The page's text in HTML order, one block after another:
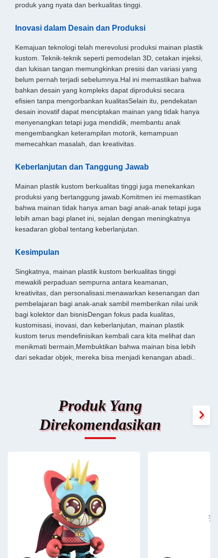
produk yang nyata dan berkualitas tinggi.
Inovasi dalam Desain dan Produksi
Kemajuan teknologi telah merevolusi produksi mainan plastik
kustom. Teknik-teknik seperti pemodelan 3D, cetakan injeksi,
dan lukisan tangan memungkinkan presisi dan variasi yang
belum pernah terjadi sebelumnya.Hal ini memastikan bahwa
bahkan desain yang kompleks dapat diproduksi secara
efisien tanpa mengorbankan kualitasSelain itu, pendekatan
desain inovatif dapat menciptakan mainan yang tidak hanya
menyenangkan tetapi juga mendidik, membantu anak
mengembangkan keterampilan motorik, kemampuan
memecahkan masalah, dan kreativitas.
Keberlanjutan dan Tanggung Jawab
Mainan plastik kustom berkualitas tinggi juga menekankan
produksi yang bertanggung jawab.Komitmen ini memastikan
bahwa mainan tidak hanya aman bagi anak-anak tetapi juga
lebih aman bagi planet ini, sejalan dengan meningkatnya
kesadaran global tentang keberlanjutan.
Kesimpulan
Singkatnya, mainan plastik kustom berkualitas tinggi
mewakili perpaduan sempurna antara keamanan,
kreativitas, dan personalisasi.menawarkan kesenangan dan
pembelajaran bagi anak-anak sambil memberikan nilai unik
bagi kolektor dan bisnisDengan fokus pada kualitas,
kustomisasi, inovasi, dan keberlanjutan, mainan plastik
kustom terus mendefinisikan kembali cara kita melihat dan
menikmati bermain,Membuktikan bahwa mainan bisa lebih
dari sekadar objek, mereka bisa menjadi kenangan abadi..
Produk Yang
Direkomendasikan